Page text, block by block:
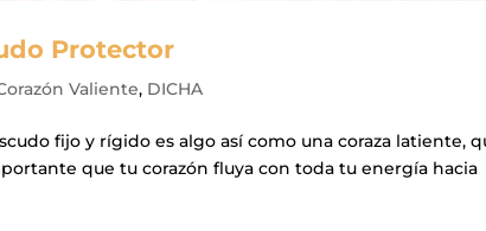
Protector
Valiente, DICHA
fijo y rígido es algo así como una coraza latiente,
que tu corazón fluya con toda tu energía hacia